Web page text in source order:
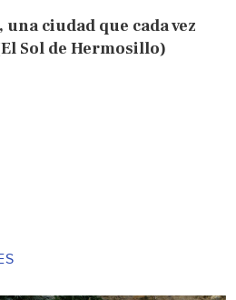
ciudad que cada vez
Sol de Hermosillo)